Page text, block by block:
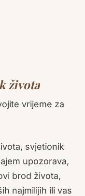
života
vrijeme za
svjetionik
upozorava,
brod života,
najmilijih ili vas